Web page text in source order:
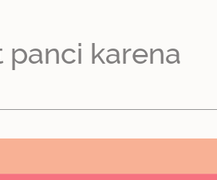
karena